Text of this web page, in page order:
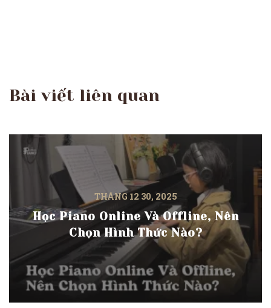
Bài viết liên quan
THÁNG 12 30, 2025
Học Piano Online Và Offline, Nên
Chọn Hình Thức Nào?